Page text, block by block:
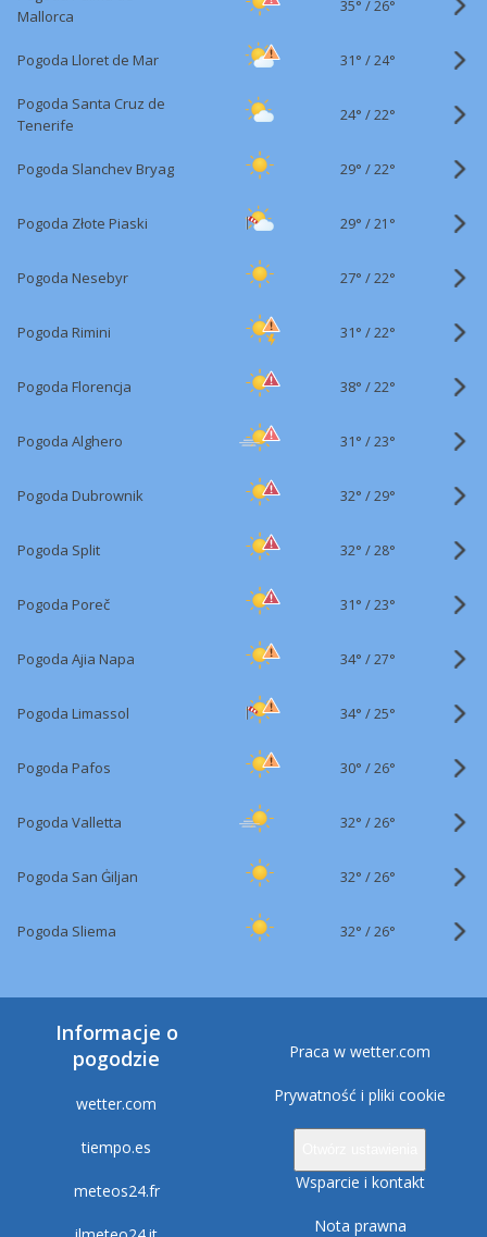
Mallorca
35° /26°
Pogoda Lloret de Mar 31° /24°
Pogoda Santa Cruz de
Tenerife
24° /22°
Pogoda Slanchev Bryag 29° /22°
Pogoda Złote Piaski 29° /21°
Pogoda Nesebyr 27° /22°
Pogoda Rimini 31° /22°
Pogoda Florencja 38° /22°
Pogoda Alghero 31° /23°
Pogoda Dubrownik 32° /29°
Pogoda Split 32° /28°
Pogoda Poreč 31° /23°
Pogoda Ajia Napa 34° /27°
Pogoda Limassol 34° /25°
Pogoda Pafos 30° /26°
Pogoda Valletta 32° /26°
Pogoda San Ġiljan 32° /26°
Pogoda Sliema 32° /26°
Informacje o
pogodzie
wetter.com
tiempo.es
meteos24.fr
Praca w wetter.com
Prywatność i pliki cookie
Wsparcie i kontakt
Nota prawna